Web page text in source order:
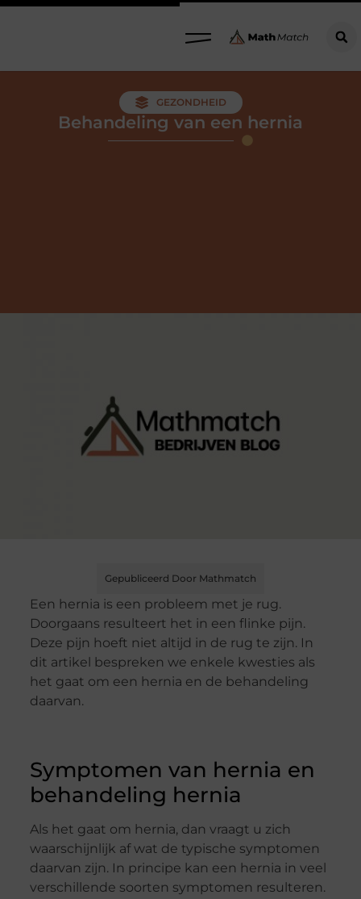
GEZONDHEID
Behandeling van een hernia
Gepubliceerd Door Mathmatch
Een hernia is een probleem met je rug.
Doorgaans resulteert het in een flinke pijn.
Deze pijn hoeft niet altijd in de rug te zijn. In
dit artikel bespreken we enkele kwesties als
het gaat om een hernia en de behandeling
daarvan.
Symptomen van hernia en
behandeling hernia
Als het gaat om hernia, dan vraagt u zich
waarschijnlijk af wat de typische symptomen
daarvan zijn. In principe kan een hernia in veel
verschillende soorten symptomen resulteren.